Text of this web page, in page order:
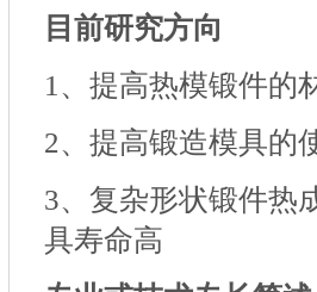
目前研究方向
1、提高热模锻件的
2、提高锻造模具的
3、复杂形状锻件热
具寿命高